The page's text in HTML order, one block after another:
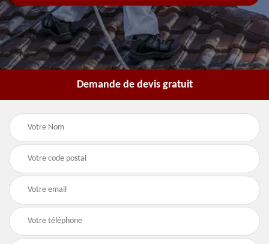
Demande de devis gratuit